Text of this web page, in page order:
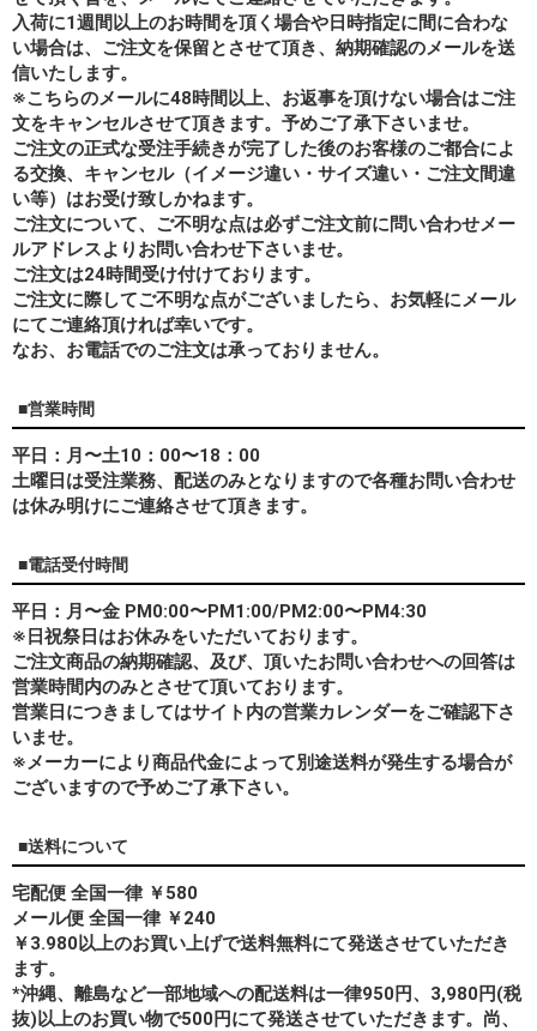
入荷に1週間以上のお時間を頂く場合や日時指定に間に合わな
い場合は、ご注文を保留とさせて頂き、納期確認のメールを送
信いたします。
※こちらのメールに48時間以上、お返事を頂けない場合はご注
文をキャンセルさせて頂きます。予めご了承下さいませ。
ご注文の正式な受注手続きが完了した後のお客様のご都合によ
る交換、キャンセル（イメージ違い・サイズ違い・ご注文間違
い等）はお受け致しかねます。
ご注文について、ご不明な点は必ずご注文前に問い合わせメー
ルアドレスよりお問い合わせ下さいませ。
ご注文は24時間受け付けております。
ご注文に際してご不明な点がございましたら、お気軽にメール
にてご連絡頂ければ幸いです。
なお、 お電話でのご注文は承っておりません。
■営業時間
平日：月〜土10：00〜18：00
土曜日は受注業務、配送のみとなりますので各種お問い合わせ
は休み明けにご連絡させて頂きます。
■電話受付時間
平日：月〜金 PM0:00〜PM1:00/PM2:00〜PM4:30
※日祝祭日はお休みをいただいております。
ご注文商品の納期確認、及び、頂いたお問い合わせへの回答は
営業時間内のみとさせて頂いております。
営業日につきましてはサイト内の営業カレンダーをご確認下さ
いませ。
※メーカーにより商品代金によって別途送料が発生する場合が
ございますので予めご了承下さい。
■送料について
宅配便 全国一律 ￥580
メール便 全国一律 ￥240
￥3.980以上のお買い上げで送料無料にて発送させていただき
ます。
*沖縄、離島など一部地域への配送料は一律950円、3,980円(税
抜)以上のお買い物で500円にて発送させていただきます。尚、